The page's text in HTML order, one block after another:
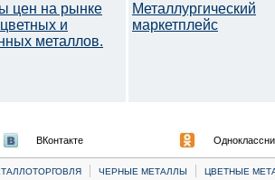
цен на рынке
и
металлов.
Металлургический
маркетплейс
ВКонтакте
| ЧЕРНЫЕ МЕТАЛЛЫ |
ЦВЕТНЫЕ